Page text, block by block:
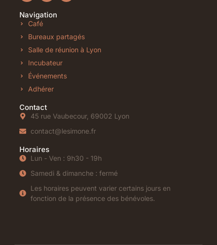
Navigation
Café
Bureaux partagés
Salle de réunion à Lyon
Incubateur
Événements
Adhérer
Contact
45 rue Vaubecour, 69002 Lyon
contact@lesimone.fr
Horaires
Lun - Ven : 9h30 - 19h
Samedi & dimanche : fermé
Les horaires peuvent varier certains jours en
fonction de la présence des bénévoles.